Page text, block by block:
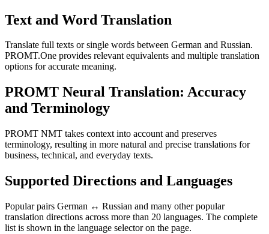
Text and Word Translation
Translate full texts or single words between German and Russian.
PROMT.One provides relevant equivalents and multiple translation
options for accurate meaning.
PROMT Neural Translation: Accuracy
and Terminology
PROMT NMT takes context into account and preserves
terminology, resulting in more natural and precise translations for
business, technical, and everyday texts.
Supported Directions and Languages
Popular pairs German ↔ Russian and many other popular
translation directions across more than 20 languages. The complete
list is shown in the language selector on the page.